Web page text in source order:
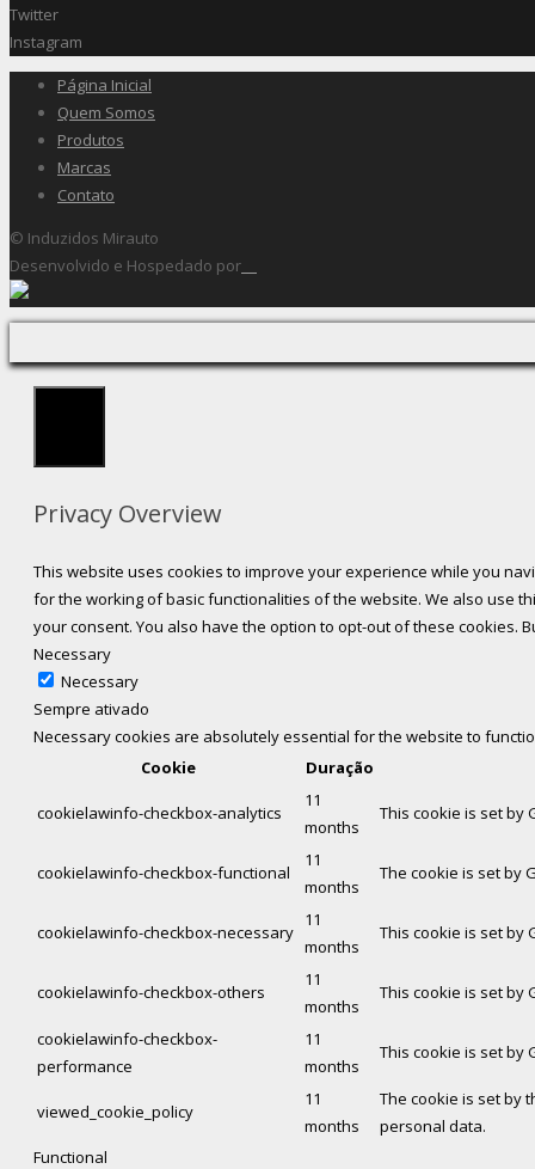
Twitter
Instagram
Página Inicial
Quem Somos
Produtos
Marcas
Contato
© Induzidos Mirauto
Desenvolvido e Hospedado por
Privacy Overview
This website uses cookies to improve your experience while you
for the working of basic functionalities of the website. We also use
your consent. You also have the option to opt-out of these cookies.
Necessary
Necessary
Sempre ativado
Necessary cookies are absolutely essential for the website to
Cookie
Duração
cookielawinfo-checkbox-analytics
11
months
This cookie is set by
cookielawinfo-checkbox-functional
11
months
The cookie is set by
cookielawinfo-checkbox-necessary
11
months
This cookie is set by
cookielawinfo-checkbox-others
11
months
This cookie is set by
cookielawinfo-checkbox-
performance
11
months
This cookie is set by
viewed_cookie_policy
11
months
The cookie is set by
personal data.
Functional